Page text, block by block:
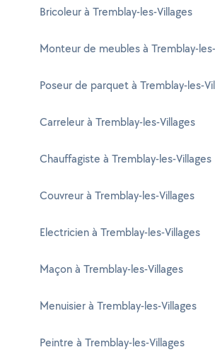
Bricoleur à Tremblay-les-Villages
Monteur de meubles à Tremblay-
Poseur de parquet à Tremblay-les-
Carreleur à Tremblay-les-Villages
Chauffagiste à Tremblay-les-Villages
Couvreur à Tremblay-les-Villages
Electricien à Tremblay-les-Villages
Maçon à Tremblay-les-Villages
Menuisier à Tremblay-les-Villages
Peintre à Tremblay-les-Villages